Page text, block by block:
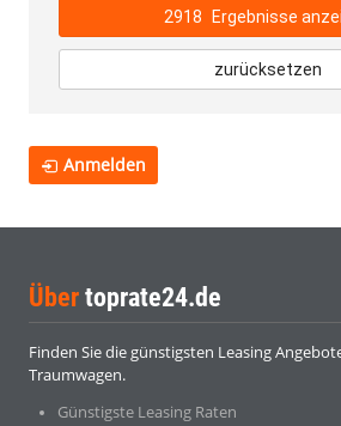
2918 Ergebnisse
zurücksetzen
Anmelden
Über toprate24.de
Finden Sie die günstigsten Leasing
Traumwagen.
Günstigste Leasing Raten